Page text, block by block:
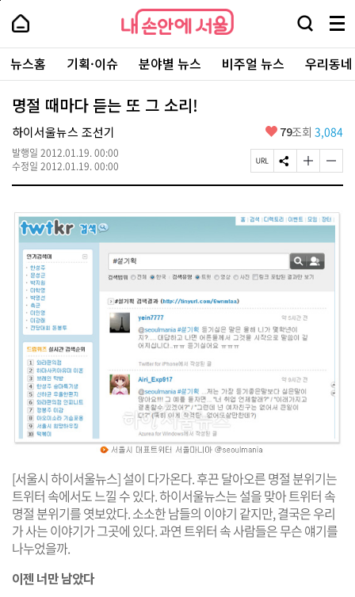
본
로
가
내
손
안
에
서
울
-
서
울
시
대
표
소
포
털
내
손
에
울
검
창
열
기
메
뉴
전
체
보
주
요
서
뉴스홈 기획·이슈 분야별 뉴스 비주얼 뉴스 우리동
명절 때마다 듣는 또 그 소리!
하이서울뉴스 조선기
발행일 2012.01.19. 00:00
수정일 2012.01.19. 00:00
좋
요
79조회 3,084
페
이
R
복
S
N
유
기
글
자
크
변
경
하
글
자
작
변
[서울시 하이서울뉴스] 설이 다가온다. 후끈 달아오른 명절 분위기는
트위터 속에서도 느낄 수 있다. 하이서울뉴스는 설을 맞아 트위터 속
명절 분위기를 엿보았다. 소소한 남들의 이야기 같지만, 결국은 우리
가 사는 이야기가 그곳에 있다. 과연 트위터 속 사람들은 무슨 얘기를
나누었을까.
이젠 너만 남았다
페
상
단
로